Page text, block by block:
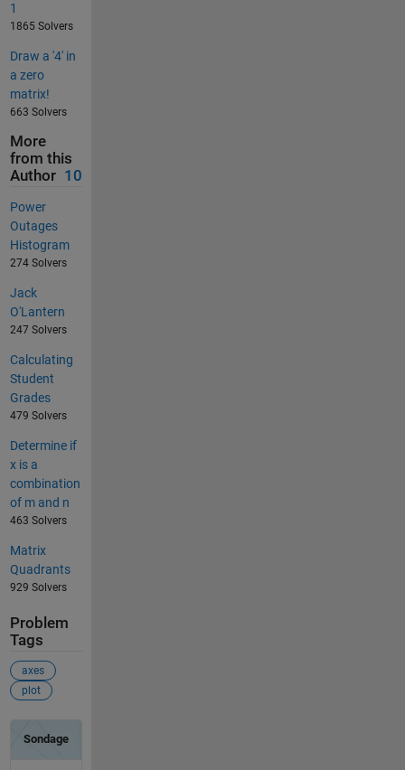
1
1865 Solvers
Draw a '4' in
a zero
matrix!
663 Solvers
More
from this
Author 10
Power
Outages
Histogram
274 Solvers
Jack
O'Lantern
247 Solvers
Calculating
Student
Grades
479 Solvers
Determine if
x is a
combination
of m and n
463 Solvers
Matrix
Quadrants
929 Solvers
Problem
Tags
axes
plot